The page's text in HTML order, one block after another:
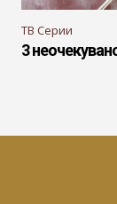
ТВ Серии
3